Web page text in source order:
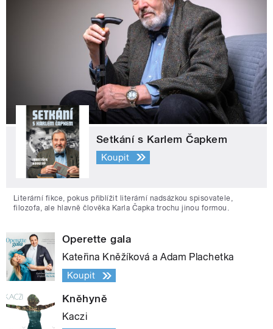
Setkání s Karlem Čapkem
Koupit
Literární fikce, pokus přiblížit literární nadsázkou spisovatele,
filozofa, ale hlavně člověka Karla Čapka trochu jinou formou.
Operette gala
Kateřina Kněžíková a Adam Plachetka
Koupit
Kněhyně
Kaczi